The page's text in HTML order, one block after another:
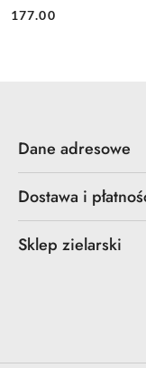
Cena:
177.00
Dane adresowe
Dostawa i
Sklep zielarski